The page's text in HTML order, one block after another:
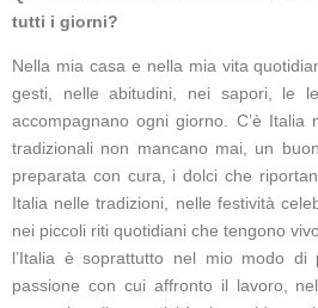
tutti i giorni?
Nella mia casa e nella mia vita
gesti, nelle abitudini, nei sapori, le
accompagnano ogni giorno. C’è Italia
tradizionali non mancano mai, un
preparata con cura, i dolci che
Italia nelle tradizioni, nelle festività
nei piccoli riti quotidiani che tengono
l’Italia è soprattutto nel mio modo
passione con cui affronto il lavoro,